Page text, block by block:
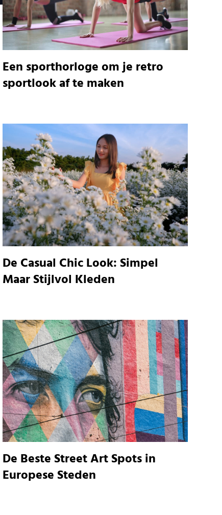
Een sporthorloge om je retro
sportlook af te maken
De Casual Chic Look: Simpel
Maar Stijlvol Kleden
De Beste Street Art Spots in
Europese Steden